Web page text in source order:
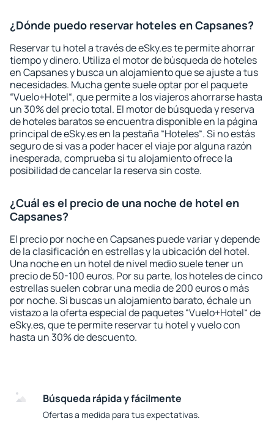
¿Dónde puedo reservar hoteles en Capsanes?
Reservar tu hotel a través de eSky.es te permite ahorrar
tiempo y dinero. Utiliza el motor de búsqueda de hoteles
en Capsanes y busca un alojamiento que se ajuste a tus
necesidades. Mucha gente suele optar por el paquete
“Vuelo+Hotel“, que permite a los viajeros ahorrarse hasta
un 30% del precio total. El motor de búsqueda y reserva
de hoteles baratos se encuentra disponible en la página
principal de eSky.es en la pestaña “Hoteles“. Si no estás
seguro de si vas a poder hacer el viaje por alguna razón
inesperada, comprueba si tu alojamiento ofrece la
posibilidad de cancelar la reserva sin coste.
¿Cuál es el precio de una noche de hotel en
Capsanes?
El precio por noche en Capsanes puede variar y depende
de la clasificación en estrellas y la ubicación del hotel.
Una noche en un hotel de nivel medio suele tener un
precio de 50-100 euros. Por su parte, los hoteles de cinco
estrellas suelen cobrar una media de 200 euros o más
por noche. Si buscas un alojamiento barato, échale un
vistazo a la oferta especial de paquetes “Vuelo+Hotel“ de
eSky.es, que te permite reservar tu hotel y vuelo con
hasta un 30% de descuento.
Búsqueda rápida y fácilmente
Ofertas a medida para tus expectativas.